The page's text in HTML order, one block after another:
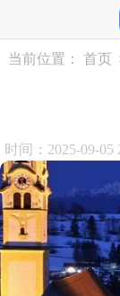
当前位置： 首页
时间：2025-09-05